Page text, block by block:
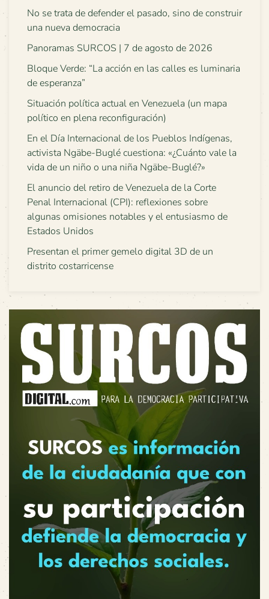
No se trata de defender el pasado, sino de construir
una nueva democracia
Panoramas SURCOS | 7 de agosto de 2026
Bloque Verde: “La acción en las calles es luminaria
de esperanza”
Situación política actual en Venezuela (un mapa
político en plena reconfiguración)
En el Día Internacional de los Pueblos Indígenas,
activista Ngäbe-Buglé cuestiona: «¿Cuánto vale la
vida de un niño o una niña Ngäbe-Buglé?»
El anuncio del retiro de Venezuela de la Corte
Penal Internacional (CPI): reflexiones sobre
algunas omisiones notables y el entusiasmo de
Estados Unidos
Presentan el primer gemelo digital 3D de un
distrito costarricense